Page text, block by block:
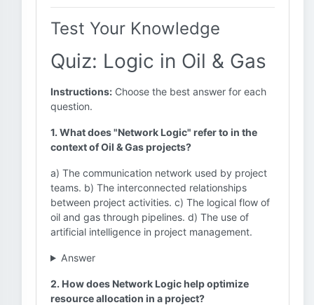
Test Your Knowledge
Quiz: Logic in Oil & Gas
Instructions: Choose the best answer for each
question.
1. What does "Network Logic" refer to in the
context of Oil & Gas projects?
a) The communication network used by project
teams. b) The interconnected relationships
between project activities. c) The logical flow of
oil and gas through pipelines. d) The use of
artificial intelligence in project management.
Answer
2. How does Network Logic help optimize
resource allocation in a project?